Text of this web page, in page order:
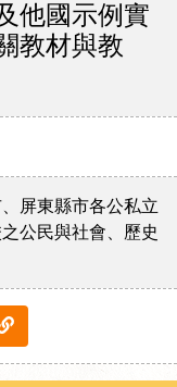
他國示例實
教材與教
屏東縣市各公私立
公民與社會、歷史